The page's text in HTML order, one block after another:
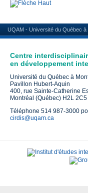
UQAM - Université du Québec à
Centre
en développement
Université du Québec à
Pavillon Hubert-Aquin
400, rue Sainte-Catherine
Montréal (Québec) H2L
Téléphone 514 987-3000
cirdis@uqam.ca